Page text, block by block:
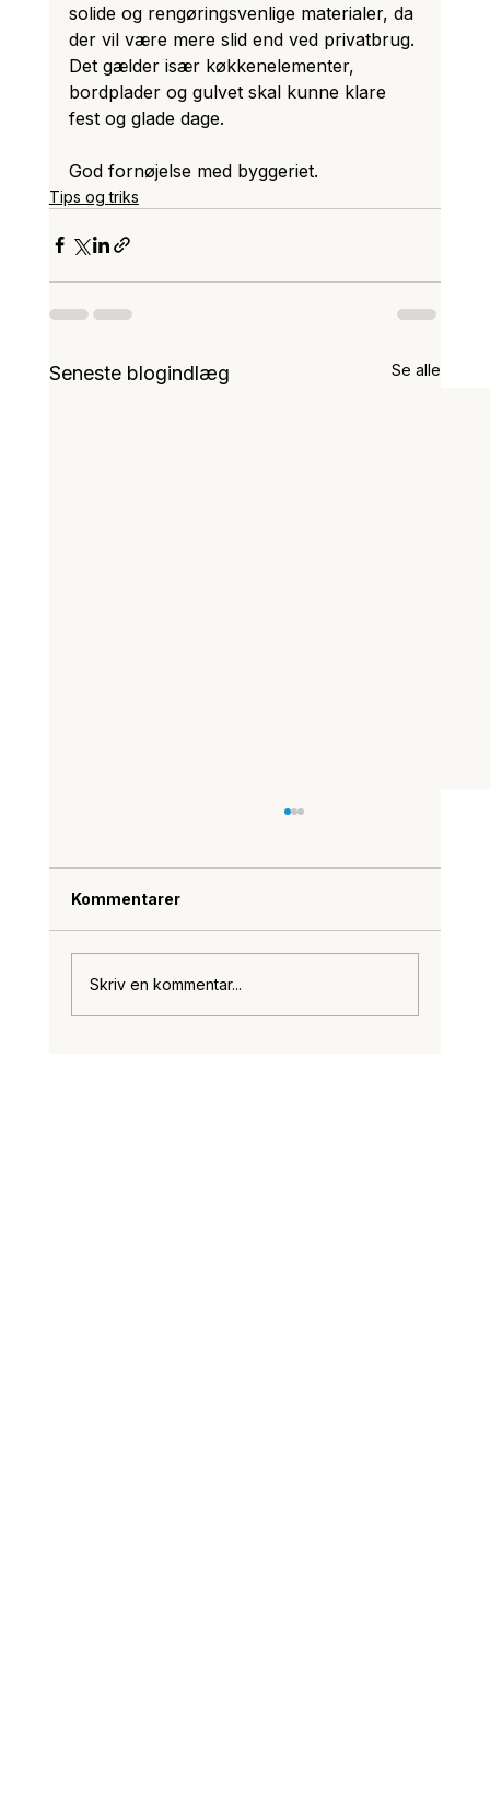
solide og rengøringsvenlige materialer, da
der vil være mere slid end ved privatbrug.
Det gælder især køkkenelementer,
bordplader og gulvet skal kunne klare
fest og glade dage.
God fornøjelse med byggeriet.
Tips og triks
Seneste blogindlæg Se alle
Kommentarer
Skriv en kommentar...